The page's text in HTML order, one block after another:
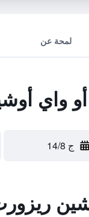
لمحة عن
واي
ج 14/8